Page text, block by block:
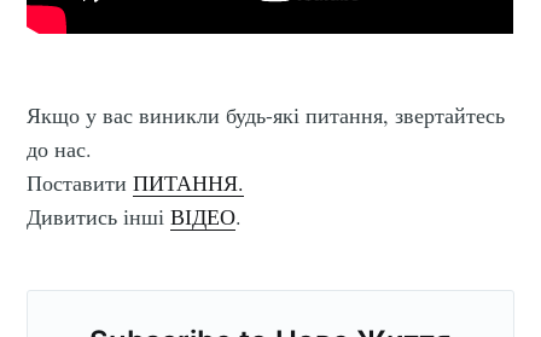
Якщо у вас виникли будь-які питання, звертайтесь
до нас.
ПоставитиПИТАННЯ.
Дивитись іншіВІДЕО.